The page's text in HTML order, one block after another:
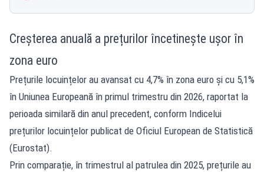
Creșterea anuală a prețurilor încetinește ușor în
zona euro
Prețurile locuințelor au avansat cu 4,7% în zona euro și cu 5,1%
în Uniunea Europeană în primul trimestru din 2026, raportat la
perioada similară din anul precedent, conform Indicelui
prețurilor locuințelor publicat de Oficiul European de Statistică
(Eurostat).
Prin comparație, în trimestrul al patrulea din 2025, prețurile au